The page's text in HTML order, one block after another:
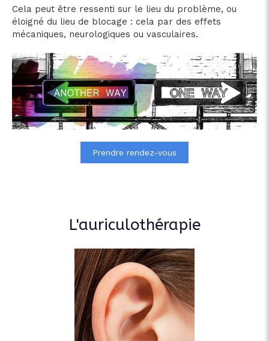
Cela peut être ressenti sur le lieu du problème, ou
éloigné du lieu de blocage : cela par des effets
mécaniques, neurologiques ou vasculaires.
Prendre rendez-vous
L'auriculothérapie